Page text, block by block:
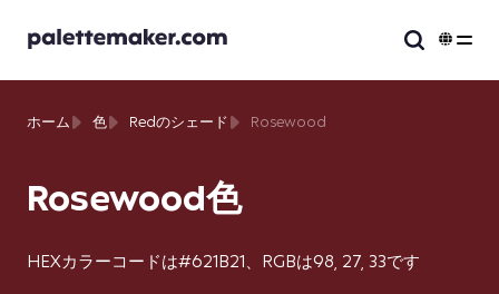
Rosewood色
HEXカラーコードは#621B21、RGBは98, 27, 33です
ホーム 色 Redのシェード Rosewood